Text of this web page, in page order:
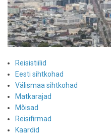
Reisistiilid
Eesti sihtkohad
Välismaa sihtkohad
Matkarajad
Mõisad
Reisifirmad
Kaardid